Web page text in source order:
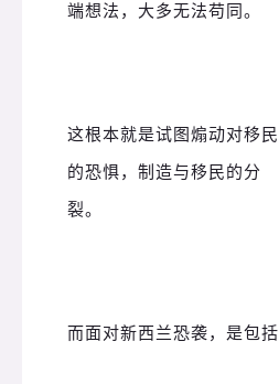
端想法，大多无法苟同。
这根本就是试图煽动对移民
的恐惧，制造与移民的分
裂。
而面对新西兰恐袭，是包括